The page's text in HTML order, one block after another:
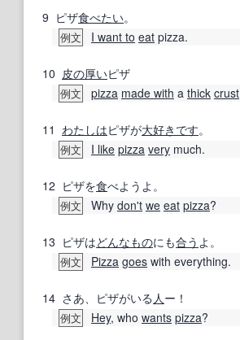
9 ピザ食べたい。
例文 I want to eat pizza.
10 皮の厚いピザ
例文 pizza made with a thick crust
11 わたしはピザが大好きです。
例文 I like pizza very much.
12 ピザを食べようよ。
例文 Why don't we eat pizza?
13 ピザはどんなものにも合う よ。
例文 Pizza goes with everything.
14 さあ、ピザがいる 人 ー！
例文 Hey, who wants pizza?